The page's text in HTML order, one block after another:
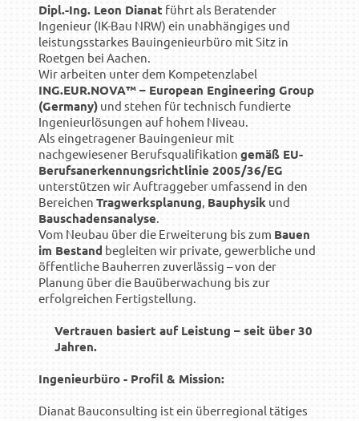
Dipl.-Ing. Leon Dianat führt als Beratender
Ingenieur (IK-Bau NRW) ein unabhängiges und
leistungsstarkes Bauingenieurbüro mit Sitz in
Roetgen bei Aachen.
Wir arbeiten unter dem Kompetenzlabel
ING.EUR.NOVA™ – European Engineering Group
(Germany) und stehen für technisch fundierte
Ingenieurlösungen auf hohem Niveau.
Als eingetragener Bauingenieur mit
nachgewiesener Berufsqualifikation gemäß EU-
Berufsanerkennungsrichtlinie 2005/36/EG
unterstützen wir Auftraggeber umfassend in den
Bereichen Tragwerksplanung Bauphysik und
Bauschadensanalyse
Vom Neubau über die Erweiterung bis zum Bauen
im Bestand begleiten wir private, gewerbliche und
öffentliche Bauherren zuverlässig – von der
Planung über die Bauüberwachung bis zur
erfolgreichen Fertigstellung.
Vertrauen basiert auf Leistung – seit über 30
Jahren.
Ingenieurbüro - Profil & Mission:
Dianat Bauconsulting ist ein überregional tätiges